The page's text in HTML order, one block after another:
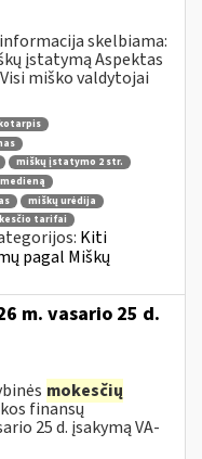
skelbiama:
įstatymą Aspektas
miško valdytojai
miškų įstatymo 2 str.
miškų urėdija
tarifai
Kiti
pagal Miškų
m. vasario 25 d.
mokesčių
finansų
25 d. įsakymą VA-